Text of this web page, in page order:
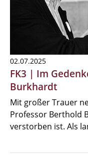
02.07.2025
FK3 | Im
Burkhardt
Mit großer Trauer
Professor Berthold
verstorben ist. Als